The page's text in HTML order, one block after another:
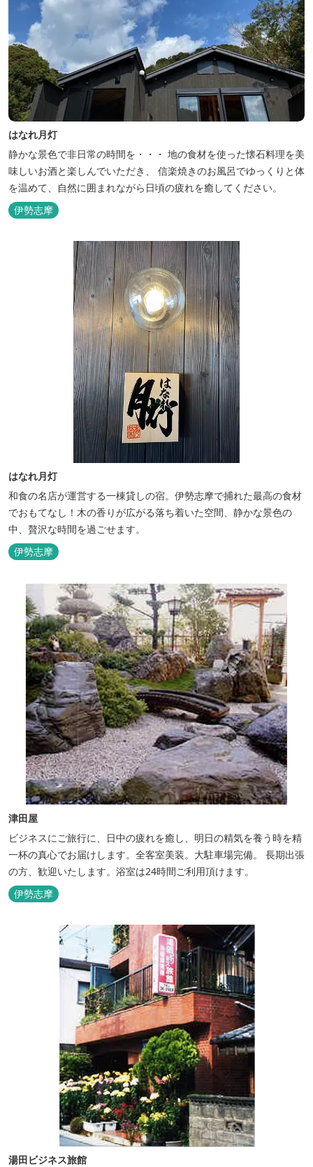
はなれ月灯
静かな景色で非日常の時間を・・・ 地の食材を使った懐石料理を美
味しいお酒と楽しんでいただき、 信楽焼きのお風呂でゆっくりと体
を温めて、自然に囲まれながら日頃の疲れを癒してください。
伊勢志摩
はなれ月灯
和食の名店が運営する一棟貸しの宿。伊勢志摩で捕れた最高の食材
でおもてなし！木の香りが広がる落ち着いた空間、静かな景色の
中、贅沢な時間を過ごせます。
伊勢志摩
津田屋
ビジネスにご旅行に、日中の疲れを癒し、明日の精気を養う時を精
一杯の真心でお届けします。全客室美装。大駐車場完備。 長期出張
の方、歓迎いたします。浴室は24時間ご利用頂けます。
伊勢志摩
湯田ビジネス旅館